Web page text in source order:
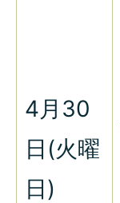
4月30
日(火曜
日)